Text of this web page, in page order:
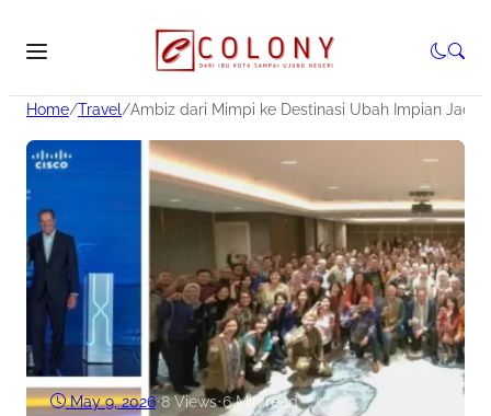
Home/Travel /Ambiz dari Mimpi ke Destinasi Ubah Impian Jadi
May 9, 2026•8Views•6 Min read